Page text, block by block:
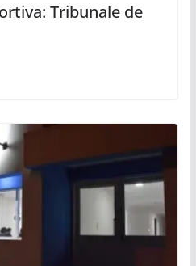
Tribunale de